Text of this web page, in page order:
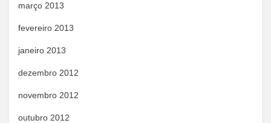
março 2013
fevereiro 2013
janeiro 2013
dezembro 2012
novembro 2012
outubro 2012